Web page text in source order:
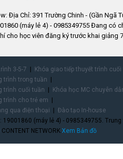
Địa Chỉ: 391 Trường Chinh - (Gần Ngã
(máy lẻ 4) - 0985349755 Đang có
cho học viên đăng ký trước khai giảng
3-5-7
Khóa giao tiếp thuyết trình
trình trong tuần
trình cuối tuần
Khóa học MC chuyên
trình cho trẻ em
qua điện thoại
Đào tạo In-house
19001860 (máy lẻ 4) - 0985349755.
NETWORK. Xem Bản đồ